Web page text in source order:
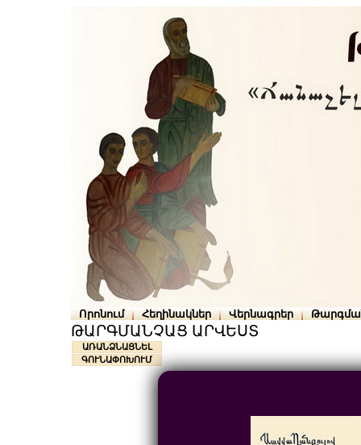
Որոնում Հեղինակներ Վերնագրեր
ԹԱՐԳՄԱՆՉԱՑ ԱՐՎԵՍՏ
ԱՌԱՆՁՆԱՑՆԵԼ
ԳՈՒՆԱՓՈԽՈՒՄ